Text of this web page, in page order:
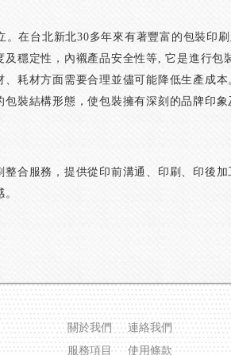
。在台北新北30多年來有著豐富的包裝印
穩定性，內襯產品安全性等, 它是進行包
、耗材方面需要合理並儘可能降低生產成
裝結構形態，使包裝擁有深刻的品牌印
整合服務，提供從印前溝通、印刷、印後
關於我們
服務項目
連絡我們
使用條款